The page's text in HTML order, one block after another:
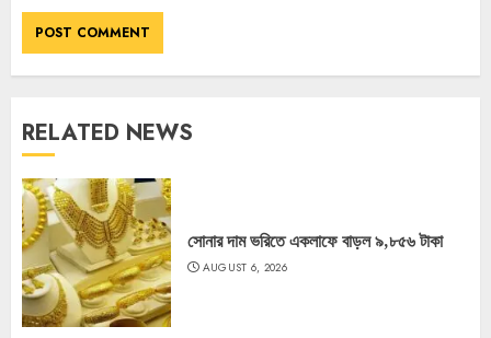
RELATED NEWS
সোনার দাম ভরিতে একলাফে বাড়ল ৯,৮৫৬ টাকা
AUGUST 6, 2026